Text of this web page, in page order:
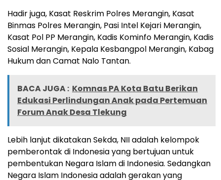
Hadir juga, Kasat Reskrim Polres Merangin, Kasat
Binmas Polres Merangin, Pasi Intel Kejari Merangin,
Kasat Pol PP Merangin, Kadis Kominfo Merangin, Kadis
Sosial Merangin, Kepala Kesbangpol Merangin, Kabag
Hukum dan Camat Nalo Tantan.
BACA JUGA : Komnas PA Kota Batu Berikan
Edukasi Perlindungan Anak pada Pertemuan
Forum Anak Desa Tlekung
Lebih lanjut dikatakan Sekda, NII adalah kelompok
pemberontak di Indonesia yang bertujuan untuk
pembentukan Negara Islam di Indonesia. Sedangkan
Negara Islam Indonesia adalah gerakan yang